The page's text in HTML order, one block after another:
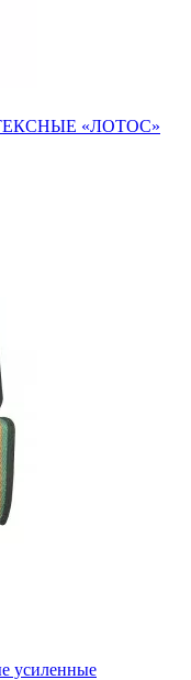
«ЛОТОС»
усиленные